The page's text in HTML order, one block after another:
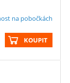
na pobočkách
KOUPIT